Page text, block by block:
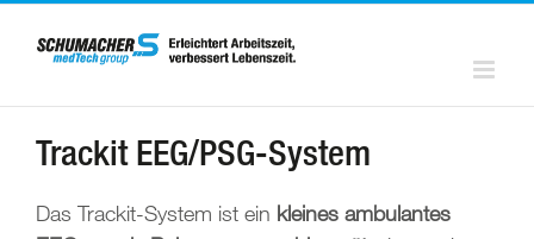
Inhalt
Trackit EEG/PSG-System
Das Trackit-System ist ein kleines ambulantes